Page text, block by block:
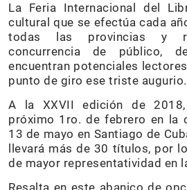
La Feria Internacional del
cultural que se efectúa cada
todas las provincias y
concurrencia de público,
encuentran potenciales
punto de giro ese triste augurio.
A la XXVII edición de 2018,
próximo 1ro. de febrero en la
13 de mayo en Santiago de
llevará más de 30 títulos, por
de mayor representatividad en